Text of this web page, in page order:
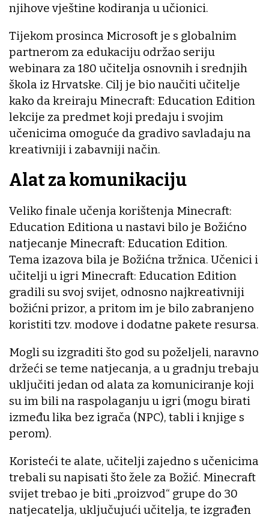
njihove vještine kodiranja u učionici.
Tijekom prosinca Microsoft je s globalnim
partnerom za edukaciju održao seriju
webinara za 180 učitelja osnovnih i srednjih
škola iz Hrvatske. Cilj je bio naučiti učitelje
kako da kreiraju Minecraft: Education Edition
lekcije za predmet koji predaju i svojim
učenicima omoguće da gradivo savladaju na
kreativniji i zabavniji način.
Alat za komunikaciju
Veliko finale učenja korištenja Minecraft:
Education Editiona u nastavi bilo je Božićno
natjecanje Minecraft: Education Edition.
Tema izazova bila je Božićna tržnica. Učenici i
učitelji u igri Minecraft: Education Edition
gradili su svoj svijet, odnosno najkreativniji
božićni prizor, a pritom im je bilo zabranjeno
koristiti tzv. modove i dodatne pakete resursa.
Mogli su izgraditi što god su poželjeli, naravno
držeći se teme natjecanja, a u gradnju trebaju
uključiti jedan od alata za komuniciranje koji
su im bili na raspolaganju u igri (mogu birati
između lika bez igrača (NPC), tabli i knjige s
perom).
Koristeći te alate, učitelji zajedno s učenicima
trebali su napisati što žele za Božić. Minecraft
svijet trebao je biti „proizvod“ grupe do 30
natjecatelja, uključujući učitelja, te izgrađen